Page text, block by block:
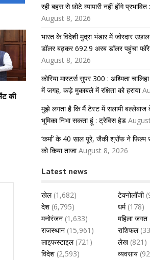
की
रही बहस से छोटे व्यापारी नहीं होंगे
August 8, 2026
भारत के विदेशी मुद्रा भंडार में जोरदार
डॉलर बढ़कर 692.9 अरब डॉलर पहुंचा
August 8, 2026
कोरिया मास्टर्स सुपर 300 : अश्मिता
में जगह, कड़े मुकाबले में रक्षिता को हराया
मुझे लगता है कि मैं टेस्ट में सलामी बल्लेबाज
भूमिका निभा सकता हूं : ट्रेविस हेड
‘कर्मा’ के 40 साल पूरे, जैकी श्रॉफ ने फिल्म
को किया ताजा August 8, 2026
Latest news
खेल(1,682) टेक्नोलॉजी
देश(6,795) धर्म(178)
मनोरंजन (1,633) महिला जगत
राजस्थान (15,961) राशिफल
लाइफस्टाइल(721) लेख (821)
विदेश(2,593) व्यवसाय